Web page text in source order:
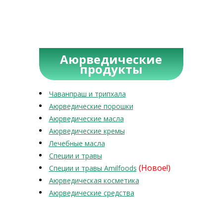
Аюрведические
продукты
Чаванпраш и трипхала
Аюрведические порошки
Аюрведические масла
Аюрведические кремы
Лечебные масла
Специи и травы
Специи и травы Amilfoods (Новое!)
Аюрведическая косметика
Аюрведические средства